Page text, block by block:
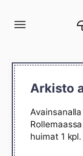
suoraan
Arkisto
huimat 1 kpl.